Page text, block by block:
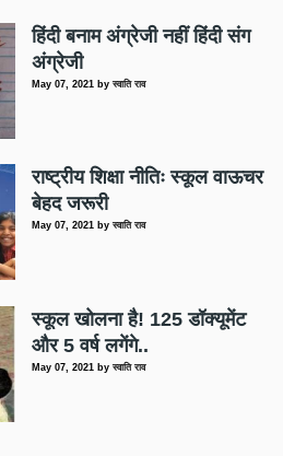
हिंदी बनाम अंग्रेजी नहीं हिंदी संग
अंग्रेजी
May 07, 2021 byस्वाति राव
राष्ट्रीय शिक्षा नीतिः स्कूल वाऊचर
बेहद जरूरी
May 07, 2021 byस्वाति राव
स्कूल खोलना है! 125 डॉक्यूमेंट
और 5 वर्ष लगेंगे..
May 07, 2021 byस्वाति राव